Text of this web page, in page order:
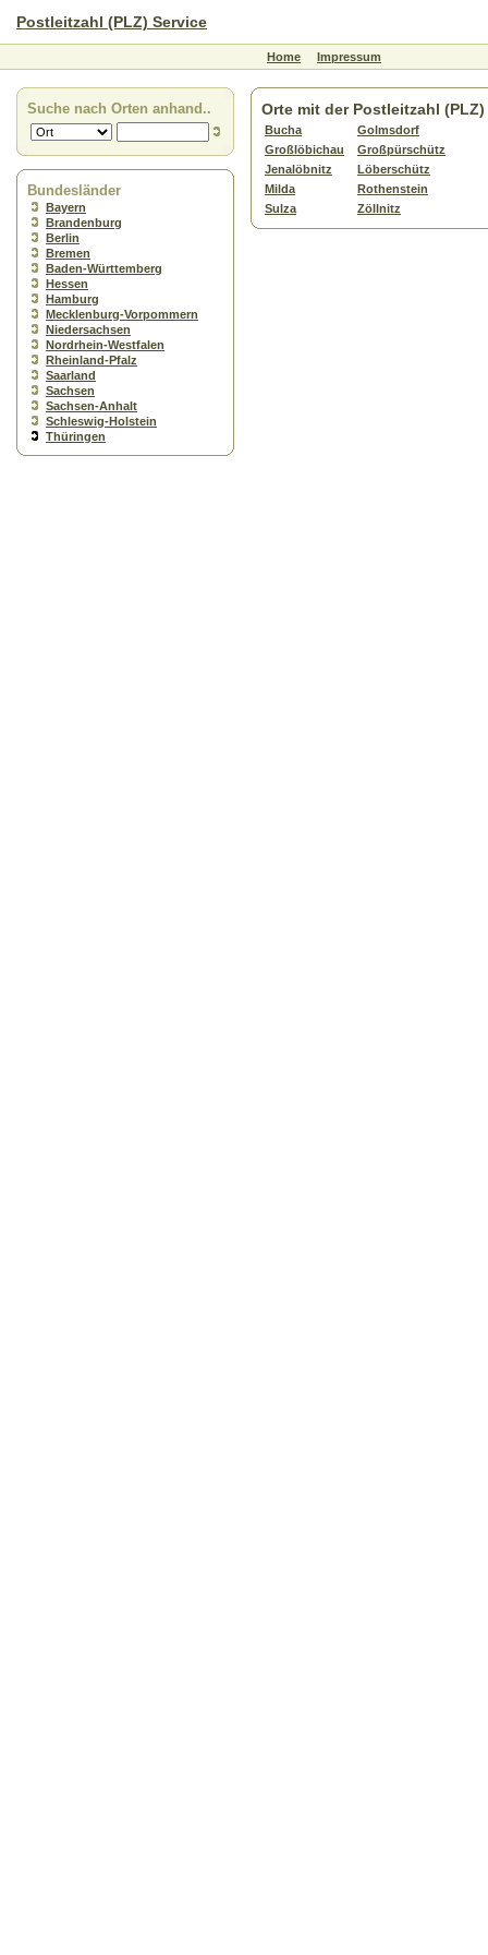
Postleitzahl (PLZ) Service
Home Impressum
Suche nach Orten anhand..
Bundesländer
Bayern
Brandenburg
Berlin
Bremen
Baden-Württemberg
Hessen
Hamburg
Mecklenburg-Vorpommern
Niedersachsen
Nordrhein-Westfalen
Rheinland-Pfalz
Saarland
Sachsen
Sachsen-Anhalt
Schleswig-Holstein
Thüringen
Orte mit der Postleitzahl (PLZ)
Bucha
Golmsdorf
Großlöbichau
Großpürschütz
Jenalöbnitz
Löberschütz
Milda
Rothenstein
Sulza
Zöllnitz